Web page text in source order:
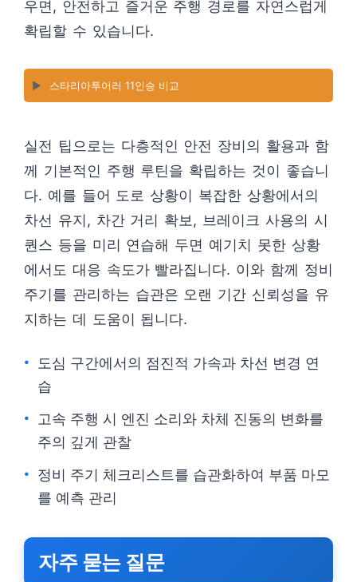
우면, 안전하고 즐거운 주행 경로를 자연스럽게
확립할 수 있습니다.
▶️ 스타리아투어러 11인승 비교
실전 팁으로는 다층적인 안전 장비의 활용과 함
께 기본적인 주행 루틴을 확립하는 것이 좋습니
다. 예를 들어 도로 상황이 복잡한 상황에서의
차선 유지, 차간 거리 확보, 브레이크 사용의 시
퀀스 등을 미리 연습해 두면 예기치 못한 상황
에서도 대응 속도가 빨라집니다. 이와 함께 정비
주기를 관리하는 습관은 오랜 기간 신뢰성을 유
지하는 데 도움이 됩니다.
도심 구간에서의 점진적 가속과 차선 변경 연
습
고속 주행 시 엔진 소리와 차체 진동의 변화를
주의 깊게 관찰
정비 주기 체크리스트를 습관화하여 부품 마모
를 예측 관리
자주 묻는 질문